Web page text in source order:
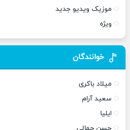
موزیک ویدیو جدید
ویژه
خوانندگان
میلاد باکری
سعید آرام
ایلیا